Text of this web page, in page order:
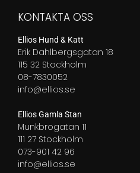
KONTAKTA OSS
Ellios Hund & Katt
Erik Dahlbergsgatan 18
115 32 Stockholm
08-7830052
info@ellios.se
Ellios Gamla Stan
Munkbrogatan 11
111 27 Stockholm
073-901 42 96
info@ellios.se